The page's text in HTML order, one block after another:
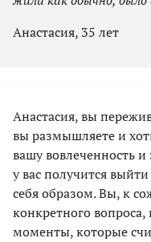
Анастасия, 35 лет
Анастасия, вы
вы размышляете и
вашу вовлеченность
у вас получится
себя образом. Вы, к
конкретного
моменты, которые